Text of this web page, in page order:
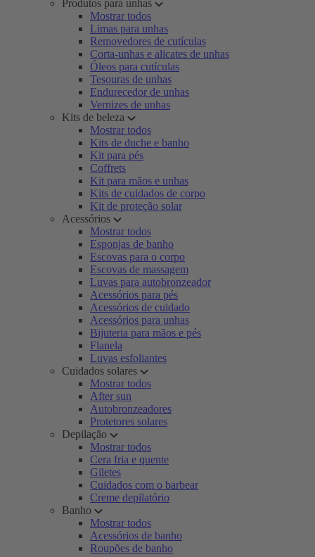
Produtos para unhas
Mostrar todos
Limas para unhas
Removedores de cutículas
Corta-unhas e alicates de unhas
Óleos para cutículas
Tesouras de unhas
Endurecedor de unhas
Vernizes de unhas
Kits de beleza
Mostrar todos
Kits de duche e banho
Kit para pés
Coffrets
Kit para mãos e unhas
Kits de cuidados de corpo
Kit de proteção solar
Acessórios
Mostrar todos
Esponjas de banho
Escovas para o corpo
Escovas de massagem
Luvas para autobronzeador
Acessórios para pés
Acessórios de cuidado
Acessórios para unhas
Bijuteria para mãos e pés
Flanela
Luvas esfoliantes
Cuidados solares
Mostrar todos
After sun
Autobronzeadores
Protetores solares
Depilação
Mostrar todos
Cera fria e quente
Giletes
Cuidados com o barbear
Creme depilatório
Banho
Mostrar todos
Acessórios de banho
Roupões de banho